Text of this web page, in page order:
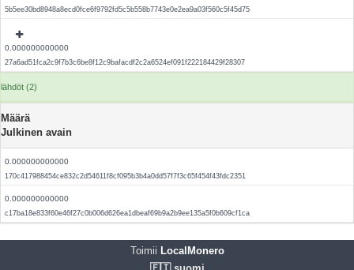
5b5ee30bd8948a8ecd0fce6f9792fd5c5b558b7743e0e2ea9a03f560c5f45d75
0.000000000000
27a6ad51fca2c9f7b3c6be8f12c9bafacdf2c2a6524ef091f222184429f28307
lähdöt (2)
Määrä
Julkinen avain
0.000000000000
170c417988454ce832c2d54611f8cf095b3b4a0dd57f7f3c65f454f43fdc2351
0.000000000000
c17ba18e833f60e46f27c0b006d626ea1dbeaf69b9a2b9ee135a5f0b609cf1ca
Toimii LocalMonero